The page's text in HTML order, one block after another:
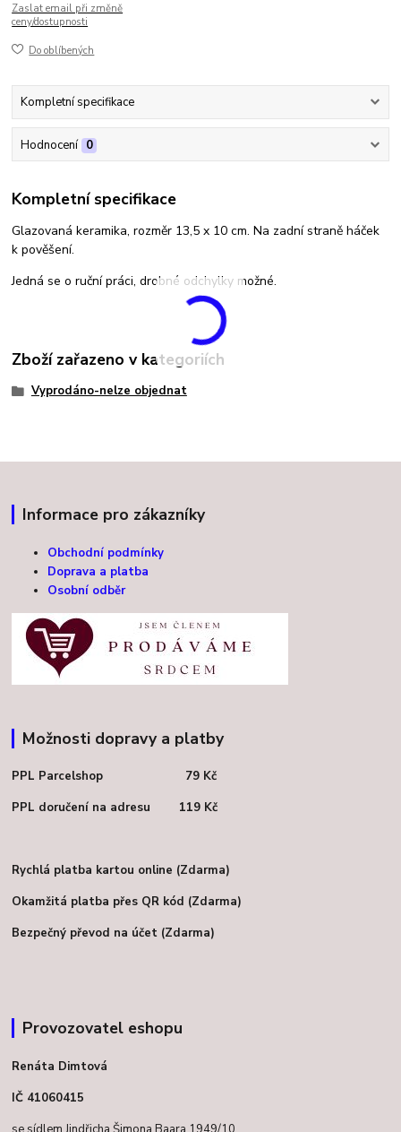
Zaslat email při změně
ceny/dostupnosti
Do oblíbených
Kompletní specifikace
Hodnocení 0
Kompletní specifikace
Glazovaná keramika, rozměr 13,5 x 10 cm. Na zadní straně háček
k pověšení.
Jedná se o ruční práci, drobné odchylky možné.
Zboží zařazeno v kategoriích
Vyprodáno-nelze objednat
Informace pro zákazníky
Obchodní podmínky
Doprava a platba
Osobní odběr
Možnosti dopravy a platby
PPL Parcelshop 79 Kč
PPL doručení na adresu 119 Kč
Rychlá platba kartou online (Zdarma)
Okamžitá platba přes QR kód (Zdarma)
Bezpečný převod na účet (Zdarma)
Provozovatel eshopu
Renáta Dimtová
IČ 41060415